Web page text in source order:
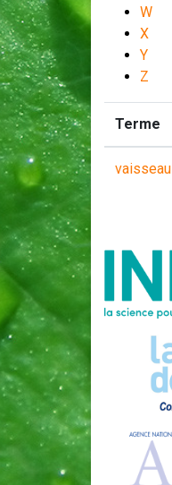
W
X
Y
Z
Terme
vaisseau